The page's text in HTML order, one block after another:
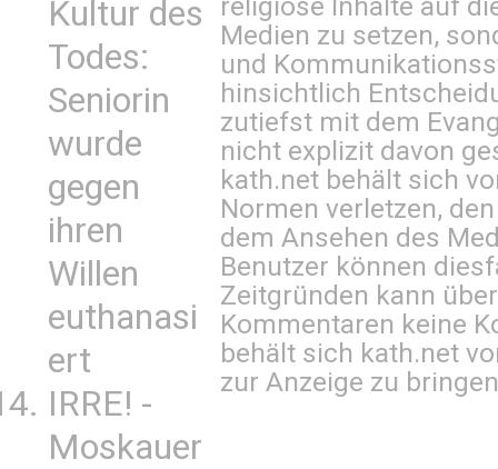
Kultur des
Todes:
Seniorin
wurde
gegen
ihren
Willen
euthanasi
ert
IRRE! -
Moskauer
Medien zu setzen,
und
hinsichtlich
zutiefst mit dem
nicht explizit davon
kath.net behält sich
Normen verletzen,
dem Ansehen des
Benutzer können
Zeitgründen kann
Kommentaren keine
behält sich kath.net
zur Anzeige zu